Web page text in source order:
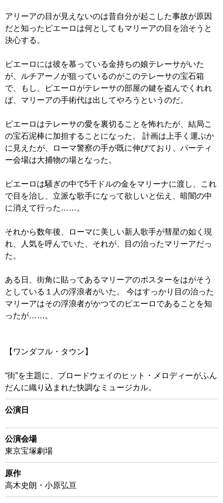
アリーアの目が見えないのは昔自分が起こした事故が原因
だと知ったピエーロは何としてもマリーアの目を治そうと
決心する。
ピエーロには彼を慕っている金持ちの娘テレーサがいた
が、ルチアーノが狙っているのがこのテレーサの宝石箱
で、もし、ピエーロがテレーサの部屋の鍵を盗んでくれれ
ば、マリーアの手術代は出してやろうというのだ。
ピエーロはテレーサの愛を裏切ることを怖れたが、結局こ
の宝石泥棒に加担することになった。 計画は上手く運ぶか
に見えたが、ローマ警察の手が既に伸びており、パーティ
ー会場は大捕物の場となった。
ピエーロは騒ぎの中で5千ドルの金をマリーナに渡し、これ
で目を治し、立派な歌手になって欲しいと伝え、暗闇の中
に消えて行った……。
それから数年後、ローマに美しい新人歌手が彗星の如く現
れ、人気を呼んでいた、それが、目の治ったマリーアだっ
た。
ある日、街角に貼ってあるマリーアのポスターをはがそう
としている１人の浮浪者がいた。 今はすっかり目の治った
マリーアはその浮浪者がかつてのピエーロであることを知
ったが……。
【ワンダフル・タウン】
“街”を主題に、ブロードウェイのヒット・メロディーがふん
だんに織り込まれた快調なミュージカル。
公演日
公演会場
東京宝塚劇場
原作
高木史朗・小原弘亘